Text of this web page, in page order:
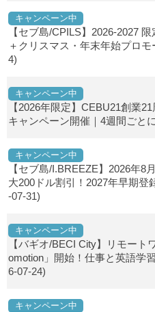
キャンペーン中
【セブ島/CPILS】2026-2027
＋クリスマス・年末年始プロモ
4)
キャンペーン中
【2026年限定】CEBU21創業
キャンペーン開催｜4週間ごと
キャンペーン中
【セブ島/I.BREEZE】2026年8
大200ドル割引！2027年早期登
-07-31)
キャンペーン中
【バギオ/BECI City】リモー
omotion」開始！仕事と英語学
6-07-24)
キャンペーン中